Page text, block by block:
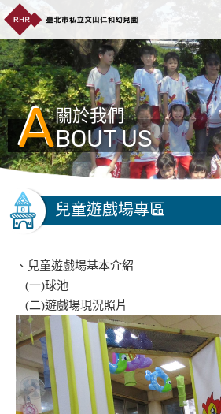
ABOUT US
關於我們
兒童遊戲場專區
、兒童遊戲場基本介紹
(一)球池
(二)遊戲場現況照片